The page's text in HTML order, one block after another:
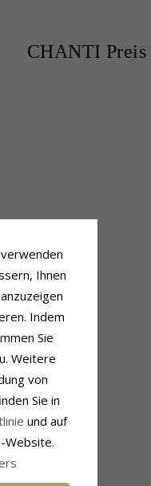
CHANTI Preis
Ihnen
Indem
Sie
Weitere
von
Sie in
und auf
Website.